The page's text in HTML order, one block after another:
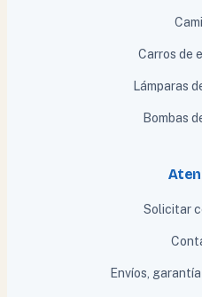
Carros de
Lámparas
Bombas
Solicitar
Envíos,